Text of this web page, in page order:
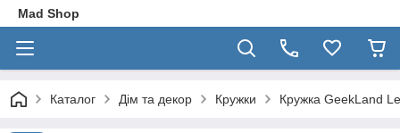
Mad Shop
Каталог Дім та декор Кружки Кружка GeekLand